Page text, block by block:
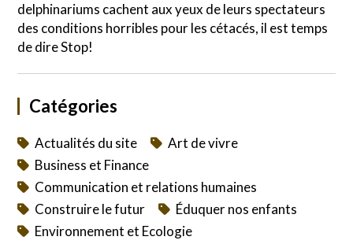
delphinariums cachent aux yeux de leurs spectateurs
des conditions horribles pour les cétacés, il est temps
de dire Stop!
Catégories
Actualités du site
Art de vivre
Business et Finance
Communication et relations humaines
Construire le futur
Éduquer nos enfants
Environnement et Ecologie